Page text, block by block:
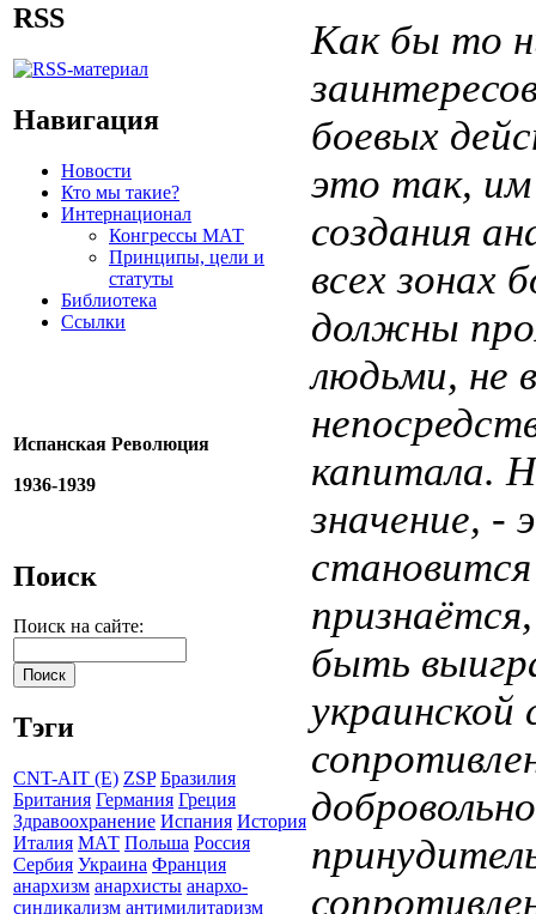
RSS
Навигация
Новости
Кто мы такие?
Интернационал
Конгрессы МАТ
Принципы, цели и
статуты
Библиотека
Ссылки
Испанская Революция
1936-1939
Поиск
Поиск на сайте:
Тэги
CNT-AIT (E) ZSP Бразилия
Британия Германия Греция
Здравоохранение Испания История
Италия МАТ Польша Россия
Сербия Украина Франция
анархизм анархисты анархо-
синдикализм антимилитаризм
Как бы то
боевых
это так, им
создания
всех зонах
должны
людьми, не
капитала.
значение, ­-
быть
украинской